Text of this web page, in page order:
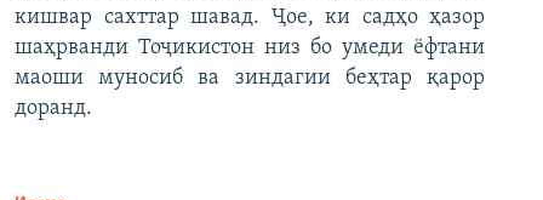
кишвар сахттар шавад. Ҷое, ки садҳо ҳазор
шаҳрванди Тоҷикистон низ бо умеди ёфтани
маоши муносиб ва зиндагии беҳтар қарор
доранд.